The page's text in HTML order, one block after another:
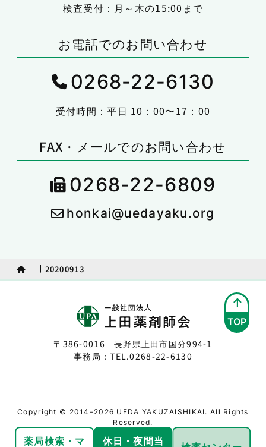
検査受付：月～木の15:00まで
お電話でのお問い合わせ
0268-22-6130
受付時間：平日 10：00〜17：00
FAX・メールでのお問い合わせ
0268-22-6809
honkai@uedayaku.org
20200913
薬局検索・ マ 休日・夜間当
TOP
〒386-0016 長野県上田市国分994-1
事務局：TEL.0268-22-6130
Copyright © 2014–2026 UEDA YAKUZAISHIKAI. All Rights
Reserved.